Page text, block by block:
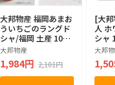
大邦物産 福岡あまお
ういちごのラングド
シャ/福岡 土産 10個
×2箱
大邦物産
1,984円 2,101円
[大
人 ホ
シャ
大邦